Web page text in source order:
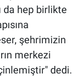
da hep birlikte
şehrimizin
merkezi
dedi.